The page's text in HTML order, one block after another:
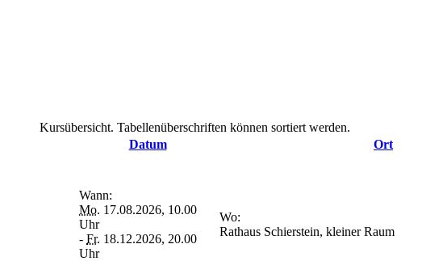
Kursübersicht. Tabellenüberschriften können sortiert werden.
Datum Ort
Wann:
Mo. 17.08.2026, 10.00
Uhr
- Fr. 18.12.2026, 20.00
Uhr
Wo:
Rathaus Schierstein, kleiner Raum